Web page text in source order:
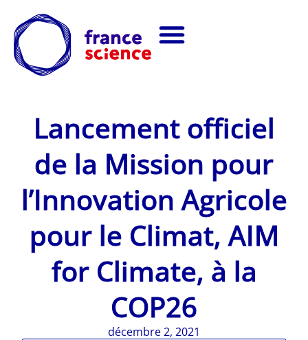
Lancement officiel
de la Mission pour
l’Innovation Agricole
pour le Climat, AIM
for Climate, à la
COP26
décembre 2, 2021